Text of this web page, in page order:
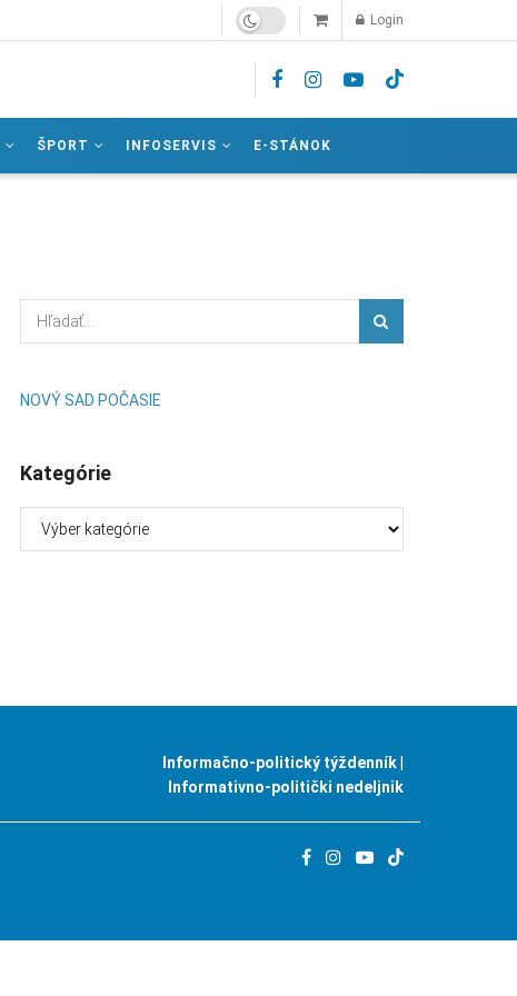
Login
ŠPORT INFOSERVIS E-STÁNOK
NOVÝ SAD POČASIE
Kategórie
Informačno-politický týždenník |
Informativno-politički nedeljnik